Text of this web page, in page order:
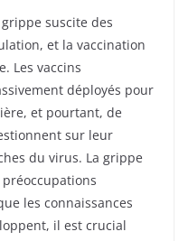
suscite des
et la vaccination
Les vaccins
déployés pour
et pourtant, de
sur leur
du virus. La grippe
les connaissances
il est crucial